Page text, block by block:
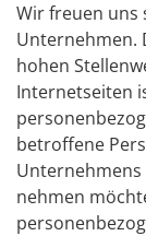
Wir freuen uns
Unternehmen.
hohen
Internetseiten
betroffene
nehmen